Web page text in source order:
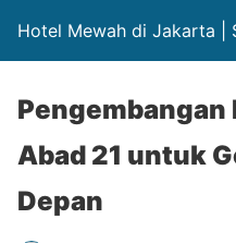
Hotel Mewah di Jakarta |
Pengembangan
Abad 21 untuk
Depan